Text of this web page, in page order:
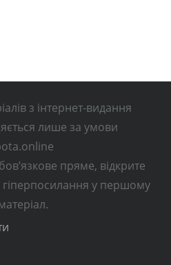
з інтернет-видання
лише за умови
пряме, відкрите
у першому